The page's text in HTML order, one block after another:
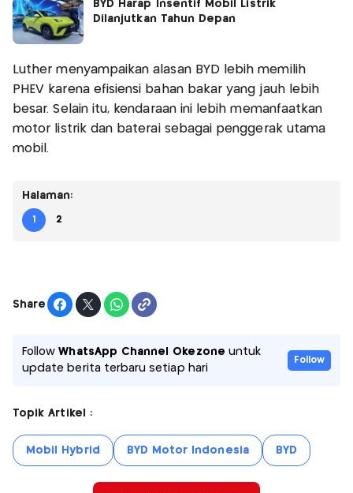
BYD Harap Insentif Mobil Listrik
Dilanjutkan Tahun Depan
Luther menyampaikan alasan BYD lebih memilih
PHEV karena efisiensi bahan bakar yang jauh lebih
besar. Selain itu, kendaraan ini lebih memanfaatkan
motor listrik dan baterai sebagai penggerak utama
mobil.
Halaman:
1 2
Share
FollowWhatsApp Channel Okezone untuk
update berita terbaru setiap hari
Follow
Topik Artikel :
Mobil Hybrid BYD Motor Indonesia BYD